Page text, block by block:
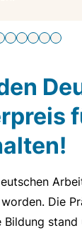
Die
stand